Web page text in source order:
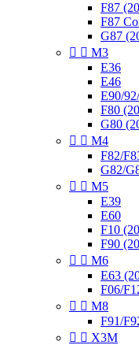
F87
F87
G87
  M3
E36
E46
E90/
F80
G80
  M4
F82/
G82/
  M5
E39
E60
F10
F90
  M6
E63
F06/
  M8
F91/
  X3M